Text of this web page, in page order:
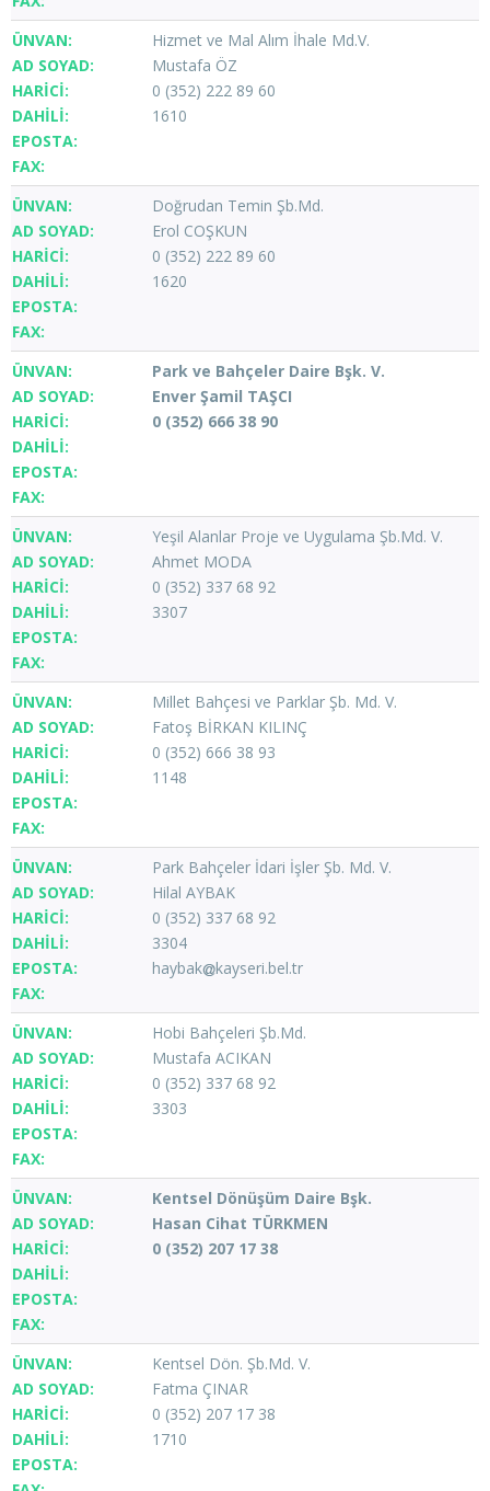
Hizmet ve Mal Alım İhale Md.V.
Mustafa ÖZ
0 (352) 222 89 60
1610
Doğrudan Temin Şb.Md.
Erol COŞKUN
0 (352) 222 89 60
1620
Park ve Bahçeler Daire Bşk. V.
Enver Şamil TAŞCI
0 (352) 666 38 90
Yeşil Alanlar Proje ve Uygulama Şb.Md. V.
Ahmet MODA
0 (352) 337 68 92
3307
Millet Bahçesi ve Parklar Şb. Md. V.
Fatoş BİRKAN KILINÇ
0 (352) 666 38 93
1148
Park Bahçeler İdari İşler Şb. Md. V.
Hilal AYBAK
0 (352) 337 68 92
3304
haybak
kayseri.bel.tr
Hobi Bahçeleri Şb.Md.
Mustafa ACIKAN
0 (352) 337 68 92
3303
Kentsel Dönüşüm Daire Bşk.
Hasan Cihat TÜRKMEN
0 (352) 207 17 38
Kentsel Dön. Şb.Md. V.
Fatma ÇINAR
0 (352) 207 17 38
1710